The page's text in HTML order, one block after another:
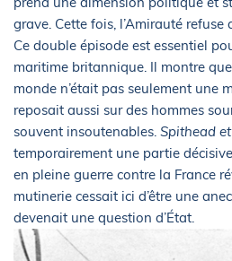
grave. Cette fois, l’Amirauté refuse
Ce double épisode est essentiel
maritime britannique. Il montre
monde n’était pas seulement une
reposait aussi sur des hommes
souvent insoutenables. Spithead
temporairement une partie
en pleine guerre contre la France
mutinerie cessait ici d’être une
devenait une question d’État.